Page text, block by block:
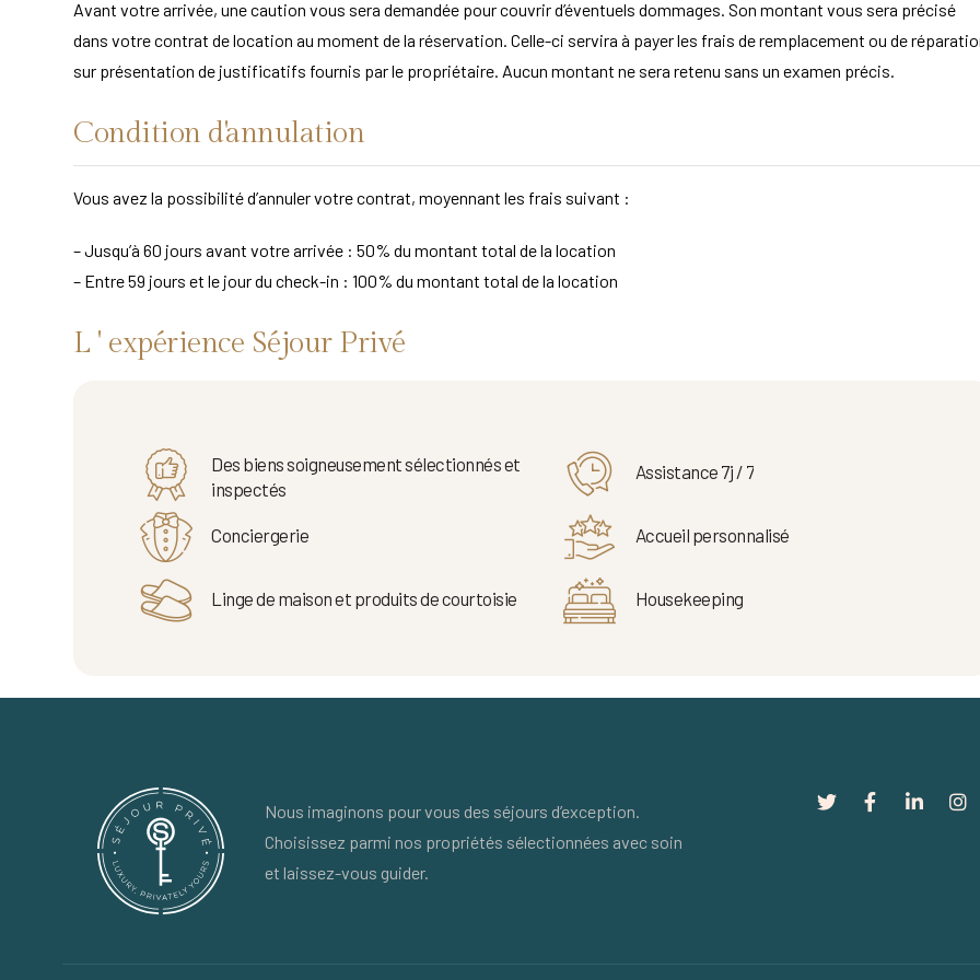
Avant votre arrivée, une caution vous sera demandée pour couvrir d’éventuels dommages. Son montant vous sera précisé
dans votre contrat de location au moment de la réservation. Celle-ci servira à payer les frais de remplacement ou de
sur présentation de justificatifs fournis par le propriétaire. Aucun montant ne sera retenu sans un examen précis.
Condition d'annulation
Vous avez la possibilité d’annuler votre contrat, moyennant les frais suivant :
– Jusqu’à 60 jours avant votre arrivée : 50% du montant total de la location
– Entre 59 jours et le jour du check-in : 100% du montant total de la location
L ' expérience Séjour Privé
Des biens soigneusement sélectionnés et
inspectés
Assistance 7j / 7
Conciergerie Accueil personnalisé
Linge de maison et produits de courtoisie Housekeeping
Nous imaginons pour vous des séjours d’exception.
Choisissez parmi nos propriétés sélectionnées avec soin
et laissez-vous guider.